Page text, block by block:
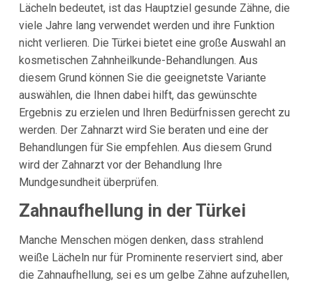
Lächeln bedeutet, ist das Hauptziel gesunde Zähne, die
viele Jahre lang verwendet werden und ihre Funktion
nicht verlieren. Die Türkei bietet eine große Auswahl an
kosmetischen Zahnheilkunde-Behandlungen. Aus
diesem Grund können Sie die geeignetste Variante
auswählen, die Ihnen dabei hilft, das gewünschte
Ergebnis zu erzielen und Ihren Bedürfnissen gerecht zu
werden. Der Zahnarzt wird Sie beraten und eine der
Behandlungen für Sie empfehlen. Aus diesem Grund
wird der Zahnarzt vor der Behandlung Ihre
Mundgesundheit überprüfen.
Zahnaufhellung in der Türkei
Manche Menschen mögen denken, dass strahlend
weiße Lächeln nur für Prominente reserviert sind, aber
die Zahnaufhellung, sei es um gelbe Zähne aufzuhellen,